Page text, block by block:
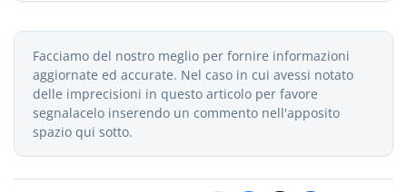
Facciamo del nostro meglio per fornire informazioni
aggiornate ed accurate. Nel caso in cui avessi notato
delle imprecisioni in questo articolo per favore
segnalacelo inserendo un commento nell'apposito
spazio qui sotto.